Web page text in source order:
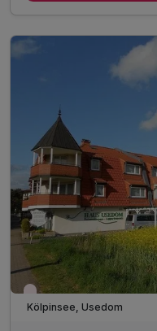
inkl. Gas/Wasser/Strom
Wieder frei ab
Kölpinsee, Usedom